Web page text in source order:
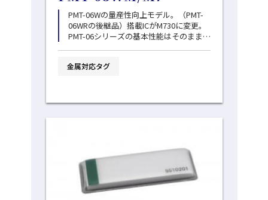
PMT-06Wの量産性向上モデル。（PMT-
06WRの後継品）搭載ICがM730に変更。
PMT-06シリーズの基本性能はそのまま
最適なモデルです。
金属対応タグ